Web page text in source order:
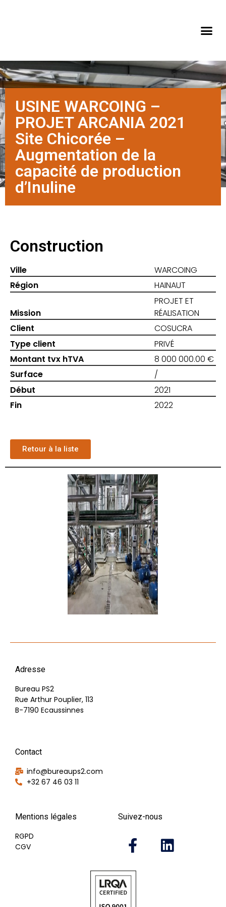
USINE WARCOING –
PROJET ARCANIA 2021
Site Chicorée –
Augmentation de la
capacité de production
d’Inuline
Construction
Ville
WARCOING
Région
HAINAUT
Mission
PROJET ET
RÉALISATION
Client
COSUCRA
Type client
PRIVÉ
Montant tvx hTVA
8 000 000.00 €
Surface
/
Début
2021
Fin
2022
Retour à la liste
Adresse
Bureau PS2
Rue Arthur Pouplier, 113
B-7190 Ecaussinnes
Contact
info@bureaups2.com
+32 67 46 03 11
Mentions légales
RGPD
CGV
Suivez-nous